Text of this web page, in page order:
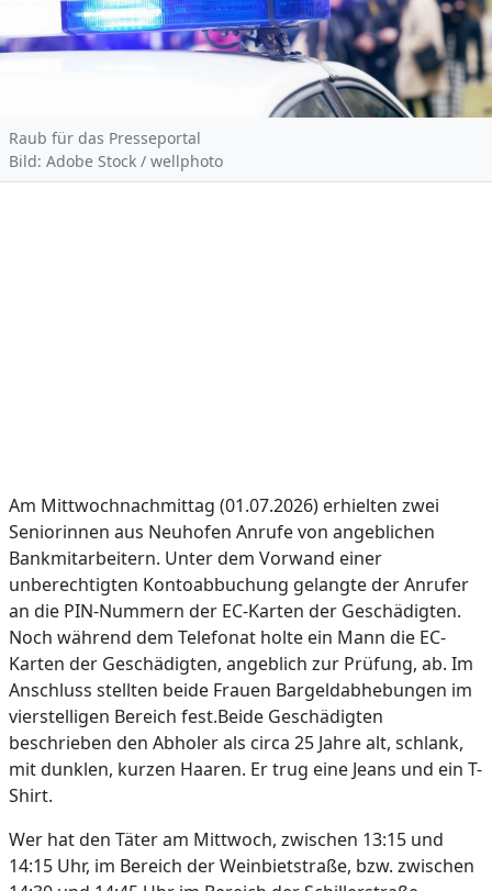
Raub für das Presseportal
Bild: Adobe Stock / wellphoto
Am Mittwochnachmittag (01.07.2026) erhielten zwei
Seniorinnen aus Neuhofen Anrufe von angeblichen
Bankmitarbeitern. Unter dem Vorwand einer
unberechtigten Kontoabbuchung gelangte der Anrufer
an die PIN-Nummern der EC-Karten der Geschädigten.
Noch während dem Telefonat holte ein Mann die EC-
Karten der Geschädigten, angeblich zur Prüfung, ab. Im
Anschluss stellten beide Frauen Bargeldabhebungen im
vierstelligen Bereich fest.Beide Geschädigten
beschrieben den Abholer als circa 25 Jahre alt, schlank,
mit dunklen, kurzen Haaren. Er trug eine Jeans und ein T-
Shirt.
Wer hat den Täter am Mittwoch, zwischen 13:15 und
14:15 Uhr, im Bereich der Weinbietstraße, bzw. zwischen